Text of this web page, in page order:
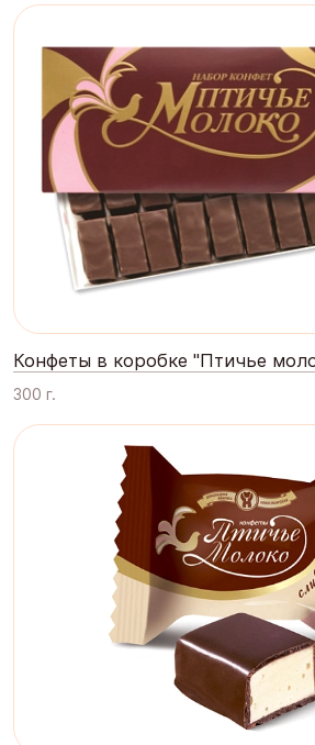
Конфеты в коробке "Птичье
300 г.